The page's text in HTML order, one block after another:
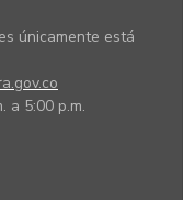
únicamente está
a 5:00 p.m.